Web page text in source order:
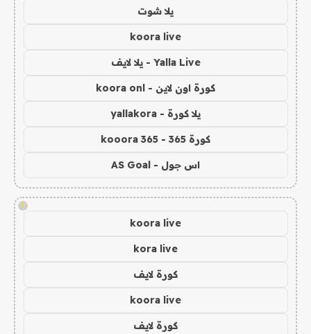
يلا شوت
koora live
Yalla Live - يلا لايف
كورة اون لاين - koora onl
يلا كورة - yallakora
كورة 365 - kooora 365
اس جول - AS Goal
!
koora live
kora live
كورة لايف
koora live
كورة لايف